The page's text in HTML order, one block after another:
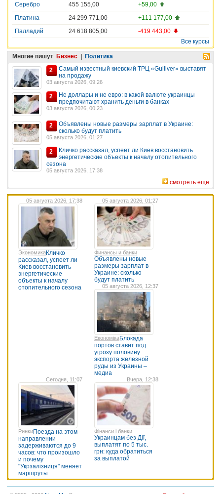
Серебро
455 155,00
+59,00
Платина
24 299 771,00
+111 177,00
Палладий
24 618 805,00
-419 443,00
Все курсы
Многие пишут Бизнес | Политика
2
Самый известный киевский ТРЦ «Gulliver» выставят
на продажу
03 августа 2026, 09:26
2
Не доллары и не евро: в какой валюте украинцы
предпочитают хранить деньги в банках
03 августа 2026, 00:23
2
Объявлены новые размеры зарплат в Украине:
сколько будут платить
05 августа 2026, 01:27
2
Кличко рассказал, успеет ли Киев восстановить
энергетические объекты к началу отопительного
сезона
05 августа 2026, 17:38
смотреть еще
05 августа 2026, 17:38
ЭкономикаКличко
рассказал, успеет ли
Киев восстановить
энергетические
объекты к началу
отопительного сезона
05 августа 2026, 01:27
Финансы и банки
Объявлены новые
размеры зарплат в
Украине: сколько
будут платить
05 августа 2026, 12:37
ЕкономікаБлокада
портов ставит под
угрозу половину
экспорта железной
руды из Украины –
медиа
Сегодня, 11:07
РинкиПоезда на этом
направлении
задерживаются до 9
часов: что произошло
и почему
"Укрзалізниця" меняет
маршруты
Вчера, 12:38
Фінанси і банки
Украинцам без Дії,
выплатят по 5 тыс.
грн: куда обратиться
за выплатой